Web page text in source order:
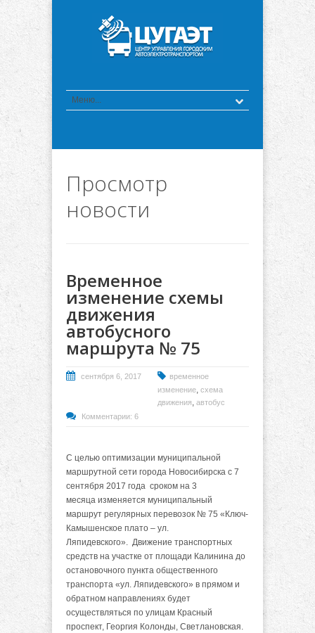
Просмотр
новости
Временное
изменение схемы
движения
автобусного
маршрута № 75
сентября 6, 2017
временное
изменение, схема
движения, автобус
Комментарии: 6
С целью оптимизации муниципальной
маршрутной сети города Новосибирска с 7
сентября 2017 года сроком на 3
месяца изменяется муниципальный
маршрут регулярных перевозок № 75 «Ключ-
Камышенское плато – ул.
Ляпидевского». Движение транспортных
средств на участке от площади Калинина до
остановочного пункта общественного
транспорта «ул. Ляпидевского» в прямом и
обратном направлениях будет
осуществляться по улицам Красный
проспект, Георгия Колонды, Светлановская.